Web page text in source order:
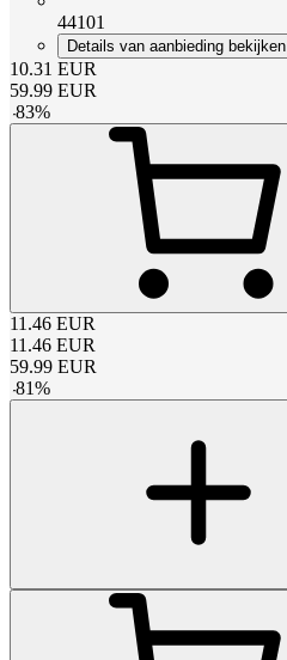
44101
Details van aanbieding bekijken
10.31 EUR
59.99 EUR
-83%
11.46 EUR
11.46 EUR
59.99 EUR
-81%